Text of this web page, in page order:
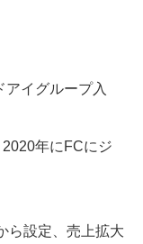
イグループ入
年にFCにジ
ら設定、売上拡大